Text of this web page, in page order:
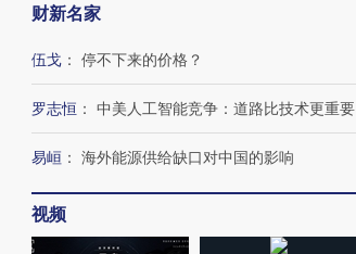
财新名家
伍戈 ： 停不下来的价格？
罗志恒 ： 中美人工智能竞争：道路比技术更重要
易峘 ： 海外能源供给缺口对中国的影响
视频